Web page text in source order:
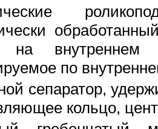
на внутреннем
по
сепаратор,
кольцо,